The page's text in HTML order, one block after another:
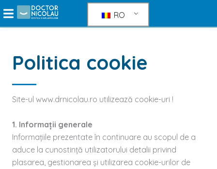
direct
RO
Politica cookie
Site-ul www.drnicolau.ro utilizează cookie-uri !
1. Informații generale
Informațiile prezentate în continuare au scopul de a
aduce la cunostință utilizatorului detalii privind
plasarea, gestionarea și utilizarea cookie-urilor de